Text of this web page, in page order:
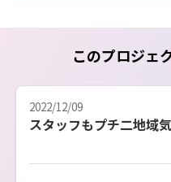
このプロジェ
2022/12/09
スタッフもプチ二地域